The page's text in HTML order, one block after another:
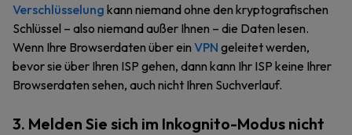
Verschlüsselung kann niemand ohne den kryptografischen
Schlüssel – also niemand außer Ihnen – die Daten lesen.
Wenn Ihre Browserdaten über ein VPN geleitet werden,
bevor sie über Ihren ISP gehen, dann kann Ihr ISP keine Ihrer
Browserdaten sehen, auch nicht Ihren Suchverlauf.
3. Melden Sie sich im Inkognito-Modus nicht